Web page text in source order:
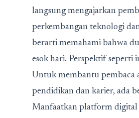
langsung mengajarkan
perkembangan teknologi
berarti memahami bahwa
esok hari. Perspektif seperti
Untuk membantu pembaca
pendidikan dan karier, ada
Manfaatkan platform digital